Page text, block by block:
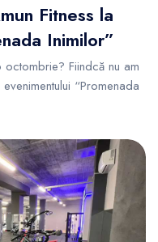
Fitness la
Inimilor”
Fiindcă nu am
“Promenada